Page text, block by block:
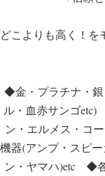
どこよりも高く！
◆金・プラチナ・
ル・血赤サンゴ
ン・エルメス・コ
機器(アンプ・スピ
ン・ヤマハ)etc ◆